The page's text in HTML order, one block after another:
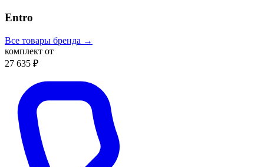
Entro
Все товары бренда →
комплект от
27 635 ₽